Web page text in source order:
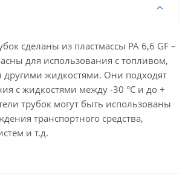
сделаны из пластмассы PA 6,6 GF –
для использования с топливом,
жидкостями. Они подходят
с жидкостями между -30 °C и до +
трубок могут быть использованы
транспортного средства,
и т.д.